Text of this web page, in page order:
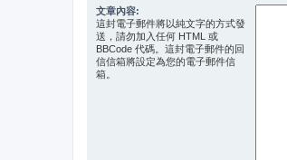
文章內容:
這封電子郵件將以純文字的方式發
送，請勿加入任何 HTML 或
BBCode 代碼。這封電子郵件的回
信信箱將設定為您的電子郵件信
箱。